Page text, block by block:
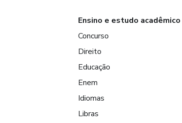
Ensino e estudo acadêmico
Concurso
Direito
Educação
Enem
Idiomas
Libras